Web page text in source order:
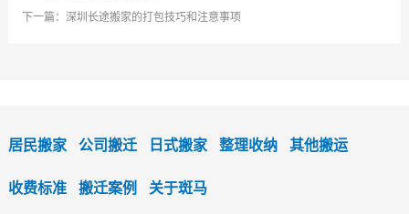
下一篇： 深圳长途搬家的打包技巧和注意事项
居民搬家 公司搬迁 日式搬家 整理收纳 其他搬运
收费标准 搬迁案例 关于斑马